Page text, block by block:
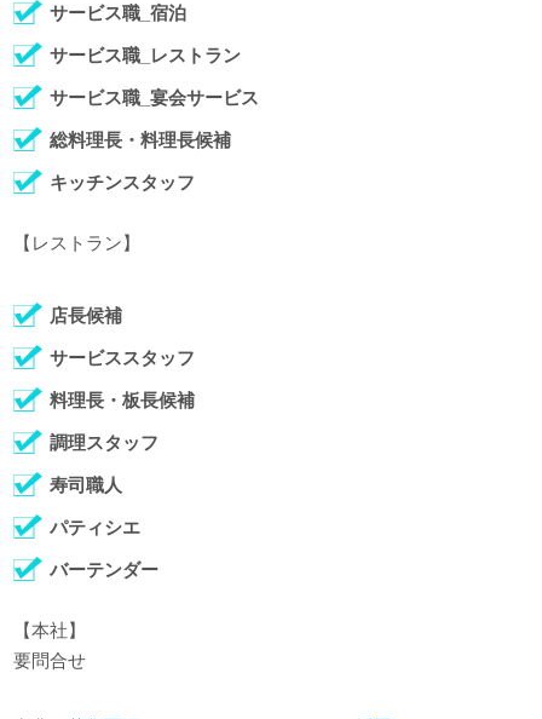
サービス職_宿泊
サービス職_レストラン
サービス職_宴会サービス
総料理長・料理長候補
キッチンスタッフ
【レストラン】
店長候補
サービススタッフ
料理長・板長候補
調理スタッフ
寿司職人
パティシエ
バーテンダー
【本社】
要問合せ